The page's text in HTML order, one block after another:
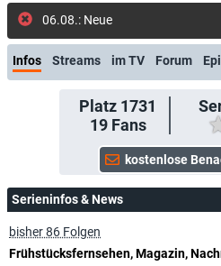
06.08.: Neue Folge: Sendung vom
Infos Streams im TV Forum
Platz 1731
19Fans
Serieninfos & News
bisher 86 Folgen
Frühstücksfernsehen, Magazin,